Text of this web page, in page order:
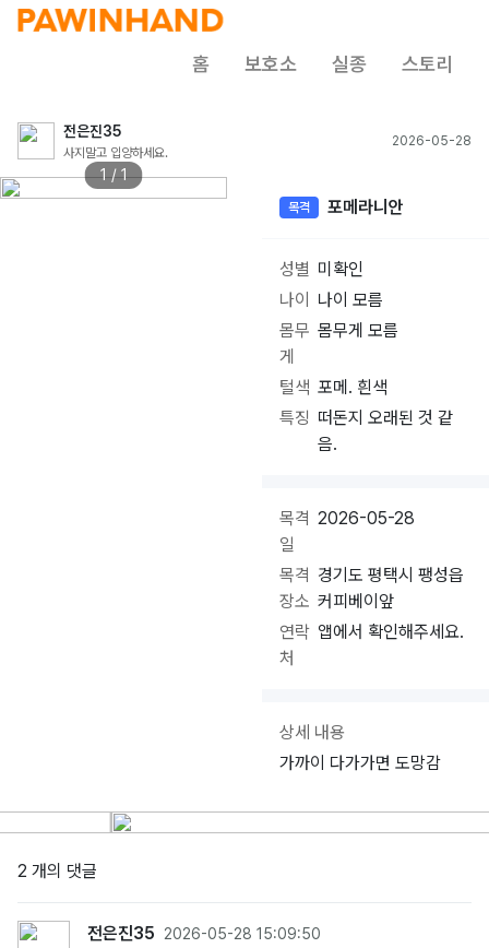
홈 보호소 실종 스토리
전은진35
사지말고 입양하세요.
2026-05-28
1 / 1
목격 포메라니안
성별 미확인
나이
나이 모름
몸무
게
몸무게 모름
털색 포메. 흰색
특징 떠돈지 오래된 것 같
음.
목격
일
2026-05-28
목격
장소
경기도 평택시 팽성읍
커피베이앞
연락
처
앱에서 확인해주세요.
상세 내용
가까이 다가가면 도망감
2 개의 댓글
전은진35 2026-05-28 15:09:50